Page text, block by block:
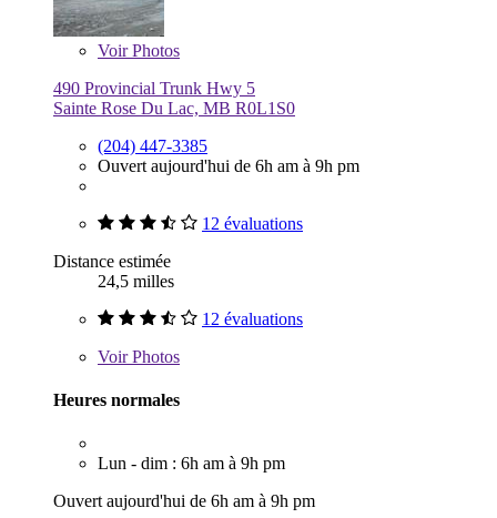
VoirPhotos
490 Provincial Trunk Hwy 5
Sainte Rose Du Lac, MB R0L1S0
(204) 447-3385
Ouvert aujourd'hui de 6h am à 9h pm
12 évaluations
Distance estimée
24,5 milles
12 évaluations
VoirPhotos
Heures normales
Lun - dim : 6h am à 9h pm
Ouvert aujourd'hui de 6h am à 9h pm